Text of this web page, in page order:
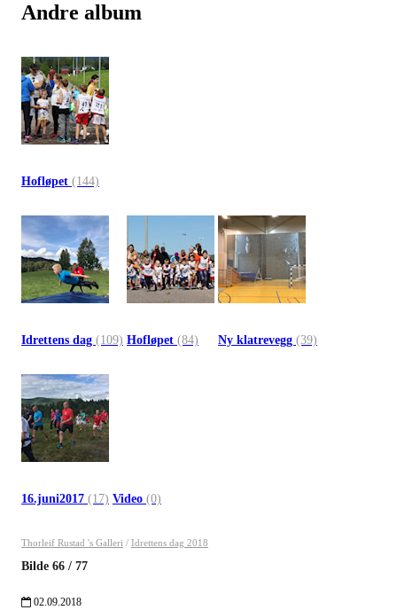
Andre album
Hofløpet (144)
Idrettens dag (109) Hofløpet (84) Ny klatrevegg (39)
16.juni2017 (17) Video (0)
Thorleif Rustad 's Galleri / Idrettens dag 2018
Bilde 66 / 77
02.09.2018